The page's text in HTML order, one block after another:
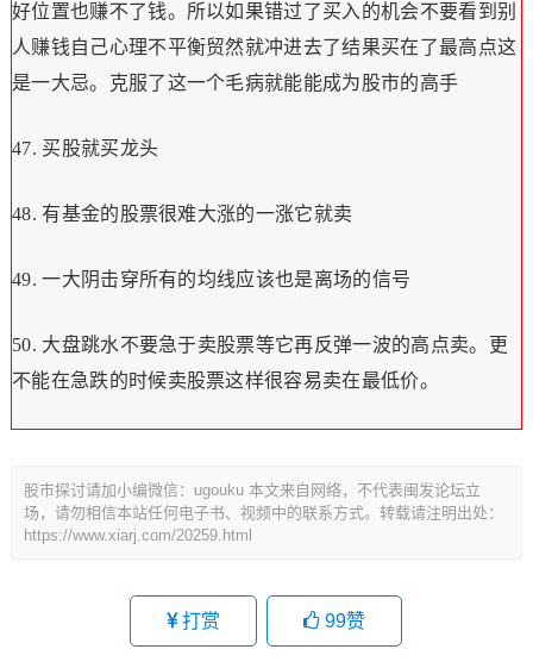
好位置也赚不了钱。所以如果错过了买入的机会不要看到别
人赚钱自己心理不平衡贸然就冲进去了结果买在了最高点这
是一大忌。克服了这一个毛病就能能成为股市的高手
47. 买股就买龙头
48. 有基金的股票很难大涨的一涨它就卖
49. 一大阴击穿所有的均线应该也是离场的信号
50. 大盘跳水不要急于卖股票等它再反弹一波的高点卖。更
不能在急跌的时候卖股票这样很容易卖在最低价。
股市探讨请加小编微信：ugouku 本文来自网络，不代表闽发论坛立
场，请勿相信本站任何电子书、视频中的联系方式。转载请注明出处：
https://www.xiarj.com/20259.html
打赏 99赞